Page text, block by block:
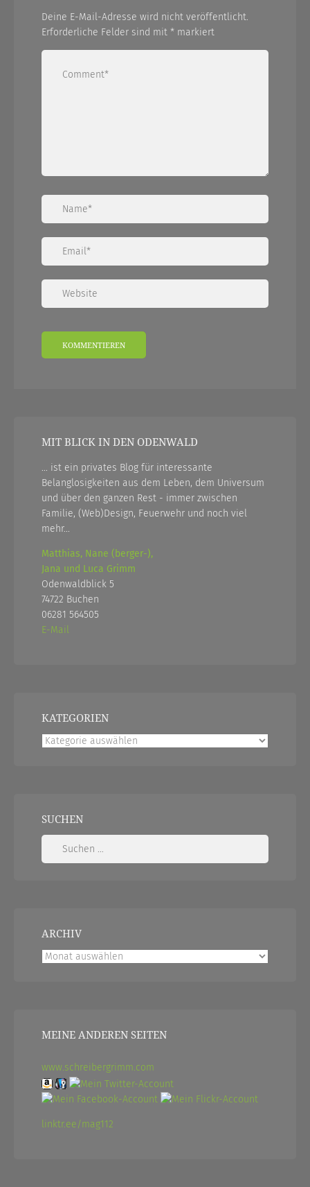
Deine E-Mail-Adresse wird nicht veröffentlicht.
Erforderliche Felder sind mit * markiert
MIT BLICK IN DEN ODENWALD
... ist ein privates Blog für interessante
Belanglosigkeiten aus dem Leben, dem Universum
und über den ganzen Rest - immer zwischen
Familie, (Web)Design, Feuerwehr und noch viel
mehr...
Matthias, Nane (berger-),
Jana und Luca Grimm
Odenwaldblick 5
74722 Buchen
06281 564505
E-Mail
KATEGORIEN
Kategorien
SUCHEN
Suchen
ARCHIV
Archiv
MEINE ANDEREN SEITEN
www.schreibergrimm.com
linktr.ee/mag112